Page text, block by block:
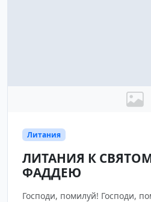
Литания
ЛИТАНИЯ К
ФАДДЕЮ
Господи, помилуй! Господи,